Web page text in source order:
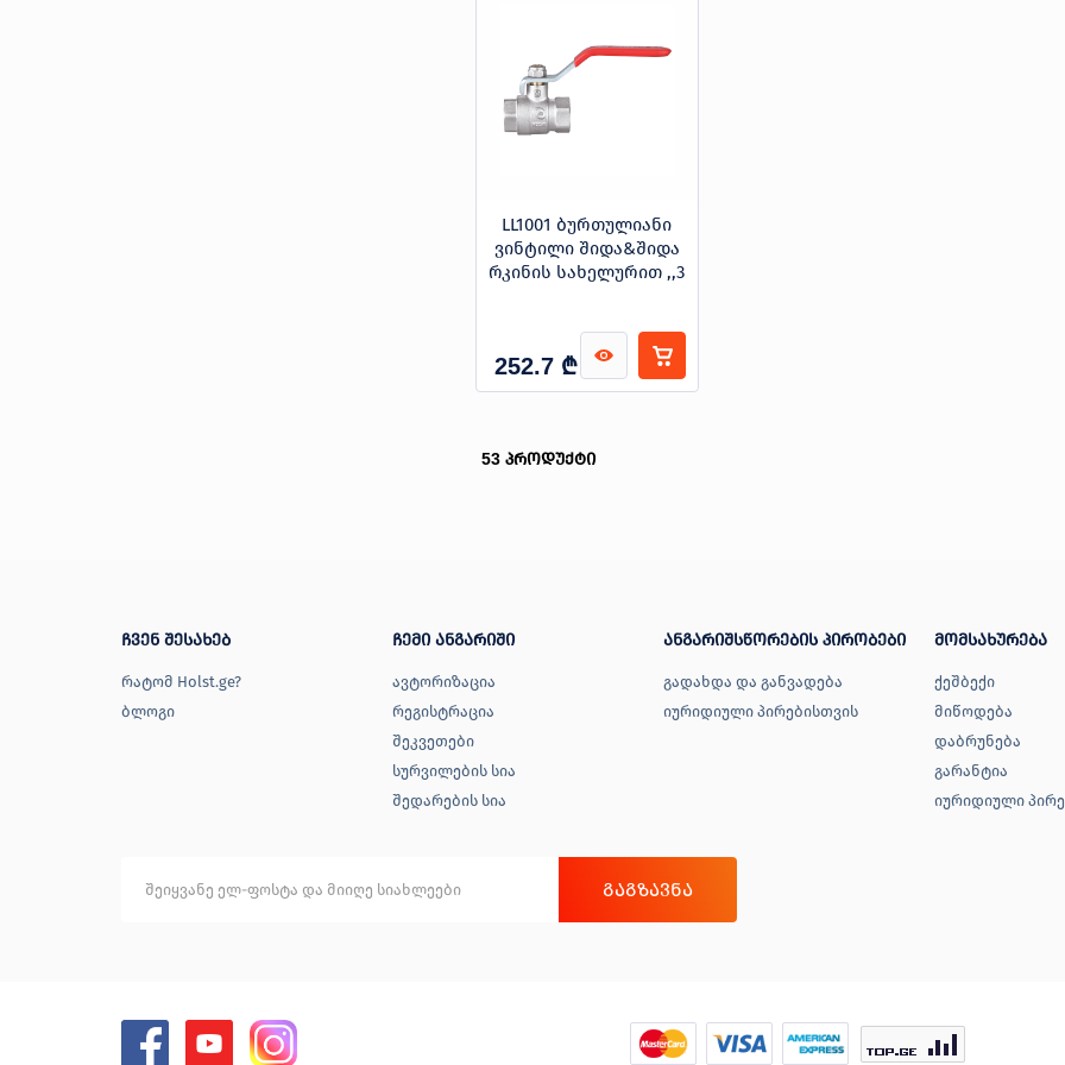
LL1001 ბურთულიანი
ვინტილი შიდა&შიდა
რკინის სახელურით ,,3
252.7 ₾
53პროდუქტი
ჩვენ შესახებ
რატომ Holst.ge?
ბლოგი
ჩემი ანგარიში
ავტორიზაცია
რეგისტრაცია
შეკვეთები
სურვილების სია
შედარების სია
ანგარიშსწორების პირობები
გადახდა და განვადება
იურიდიული პირებისთვის
მომსახურება
ქეშბექი
მიწოდება
დაბრუნება
გარანტია
იურიდიული
ᲒᲐᲒᲖᲐᲕᲜᲐ